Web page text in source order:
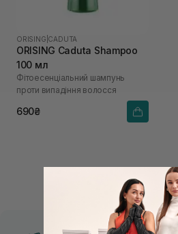
ORISING CADUTA
ORISING Caduta Shampoo
100 мл
Фітоесенціальний шампунь
проти випадіння волосся
690₴